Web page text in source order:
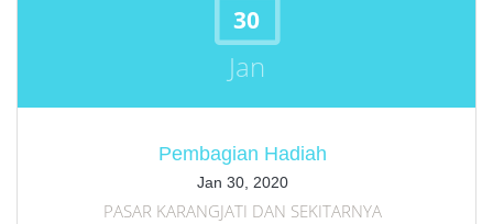
30
Jan
Pembagian Hadiah
Jan 30, 2020
PASAR KARANGJATI DAN SEKITARNYA